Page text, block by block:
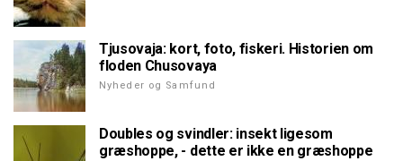
Tjusovaja: kort, foto, fiskeri. Historien om
floden Chusovaya
Nyheder og Samfund
Doubles og svindler: insekt ligesom
græshoppe, - dette er ikke en græshoppe